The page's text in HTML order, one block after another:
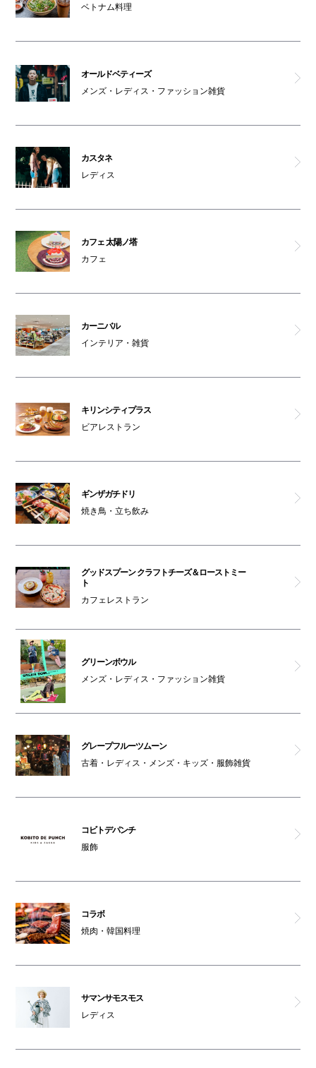
天ぷら 大吉
車椅子利用可能トイレ(南館1F)
駐輪場(南館1F)
ベトナム料理
オールドベティーズ
メンズ・レディス・ファッション雑貨
カスタネ
レディス
カフェ 太陽ノ塔
カフェ
カーニバル
インテリア・雑貨
キリンシティプラス
ビアレストラン
ギンザガチドリ
焼き鳥・立ち飲み
グッドスプーン クラフトチーズ＆ローストミー
ト
カフェレストラン
グリーンボウル
メンズ・レディス・ファッション雑貨
グレープフルーツムーン
古着・レディス・メンズ・キッズ・服飾雑貨
コビトデパンチ
服飾
コラボ
焼肉・韓国料理
サマンサモスモス
レディス